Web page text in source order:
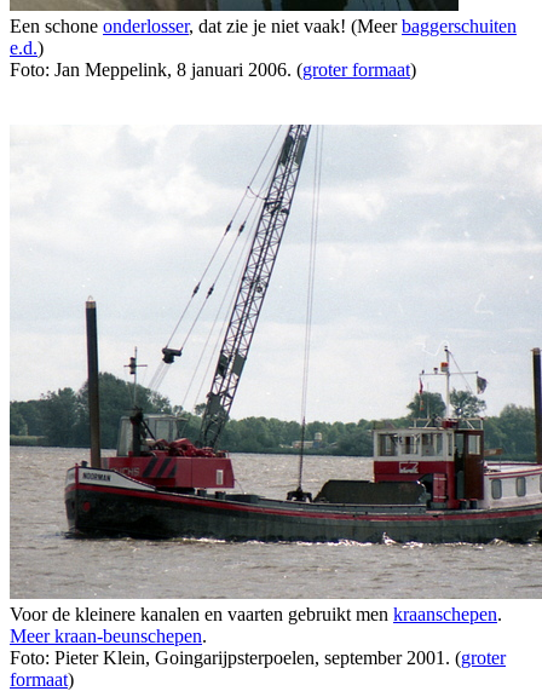
Een schone onderlosser, dat zie je niet vaak! (Meerbaggerschuiten
e.d.)
Foto: Jan Meppelink, 8 januari 2006. (groter formaat)
Voor de kleinere kanalen en vaarten gebruikt men kraanschepen.
Meer kraan-beunschepen.
Foto: Pieter Klein, Goingarijpsterpoelen, september 2001. (groter
formaat)